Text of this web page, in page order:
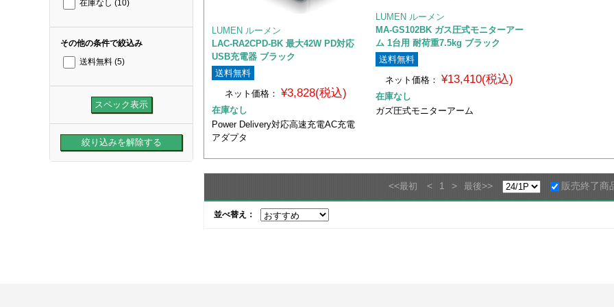
在庫なし (10)
その他の条件で絞込み
送料無料 (5)
LUMEN ルーメン
LAC-RA2CPD-BK 最大42W PD対応
USB充電器 ブラック
送料無料
ネット価格： ¥3,828(税込)
在庫なし
Power Delivery対応高速充電AC充電
アダプタ
LUMEN ルーメン
MA-GS102BK ガス圧式モニターアー
ム 1台用 耐荷重7.5kg ブラック
送料無料
ネット価格：
¥13,410(税込)
在庫なし
ガズ圧式モニターアーム
<<最初 < 1 > 最後>> 販売終了商
並べ替え：